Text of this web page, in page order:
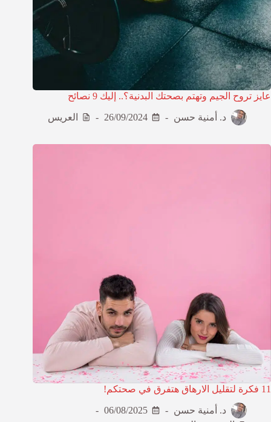
عايز تروح الجيم وتهتم بصحتك البدنية؟.. إليك 9 نصائح
د. أمنية حسن 26/09/2024 العريس
11 فكرة لتقليل الارهاق هتفرق في صحتكم!
د. أمنية حسن
06/08/2025